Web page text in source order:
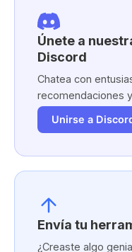
Únete a
Discord
Chatea con
recomendaciones
Unirse a
Envía tu
¿Creaste algo